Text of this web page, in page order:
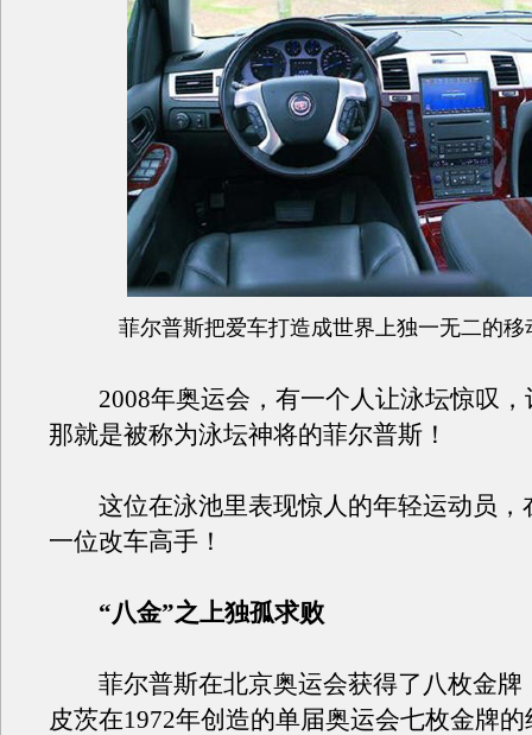
菲尔普斯把爱车打造成世界上独一无二的移
2008年奥运会，有一个人让泳坛惊叹，
那就是被称为泳坛神将的菲尔普斯！
这位在泳池里表现惊人的年轻运动员，
一位改车高手！
“八金”之上独孤求败
菲尔普斯在北京奥运会获得了八枚金牌
皮茨在1972年创造的单届奥运会七枚金牌